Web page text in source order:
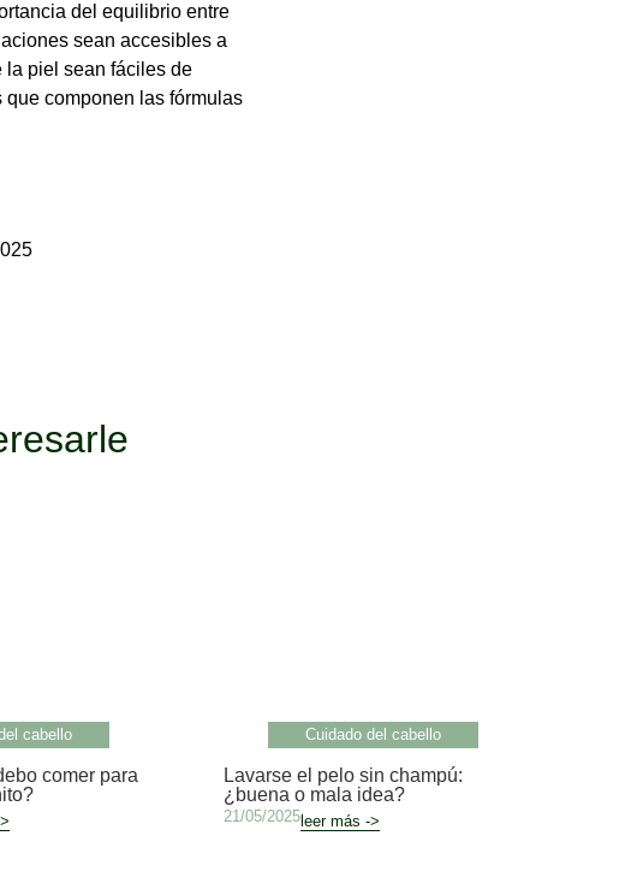
del equilibrio entre
sean accesibles a
la piel sean fáciles de
componen las fórmulas
cabello
comer para
Cuidado del cabello
Lavarse el pelo sin champú:
¿buena o mala idea?
21/05/2025leer más ->